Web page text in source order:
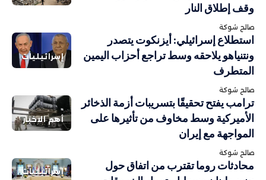
وقف إطلاق النار
صالح شوكة
إسرائيليات
استطلاع إسرائيلي: أيزنكوت يتصدر
ونتنياهو يلاحقه وسط تراجع أحزاب اليمين
المتطرف
صالح شوكة
أهم الاخبار
ترامب يفتح تحقيقًا بتسريبات أزمة الذخائر
الأميركية وسط مخاوف من تأثيرها على
المواجهة مع إيران
صالح شوكة
إسرائيليات
محادثات روما تقترب من اتفاق حول